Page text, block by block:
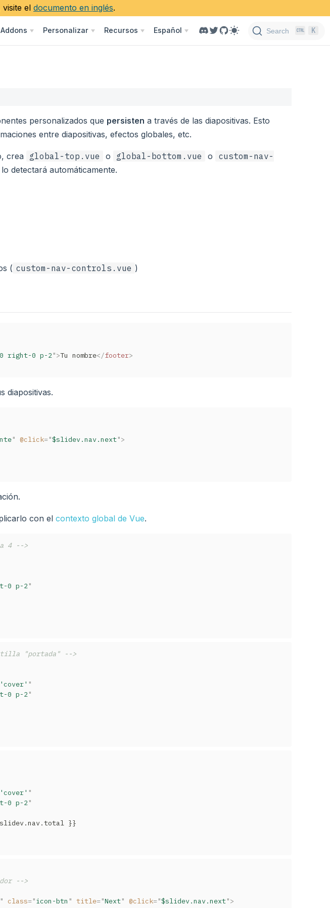
visite el documento en inglés.
Addons Personalizar Recursos Español Search K
personalizados que persisten a través de las diapositivas. Esto
entre diapositivas, efectos globales, etc.
crea global-top.vue o global-bottom.vue o
custom-nav-
detectará automáticamente.
( custom-nav-controls.vue )
right-0 p-2">Tu nombre</footer>
diapositivas.
" @click="$slidev.nav.next">
con el contexto global de Vue.
4 -->
0 p-2"
"portada" -->
"
0 p-2"
"
0 p-2"
}}
-->
class="icon-btn " title="Next" @click="$slidev.nav.next">